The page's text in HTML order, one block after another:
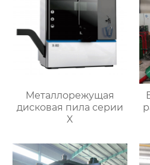
Металлорежущая
дисковая пила серии
X